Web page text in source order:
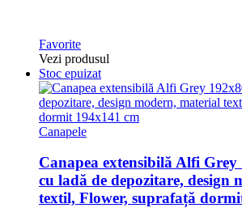
Favorite
Vezi produsul
Stoc epuizat
Canapele
Canapea extensibilă Alfi Grey
cu ladă de depozitare, design
textil, Flower, suprafață